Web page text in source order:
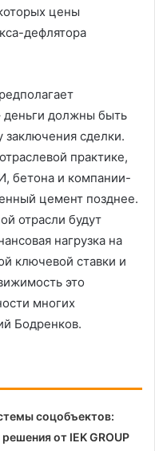
цены
дефлятора
деньги должны быть
заключения сделки.
практике,
бетона и компании-
цемент позднее.
отрасли будут
нагрузка на
ключевой ставки и
это
многих
Бодренков.
соцобъектов:
от IEK GROUP